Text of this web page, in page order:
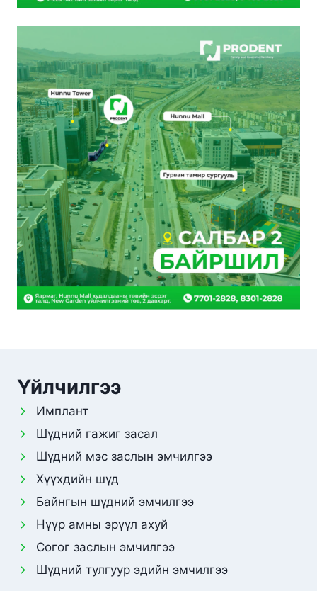
Үйлчилгээ
Имплант
Шүдний гажиг засал
Шүдний мэс заслын эмчилгээ
Хүүхдийн шүд
Байнгын шүдний эмчилгээ
Нүүр амны эрүүл ахуй
Согог заслын эмчилгээ
Шүдний тулгуур эдийн эмчилгээ